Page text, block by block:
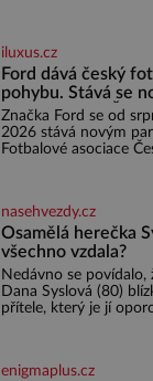
se o nenáročného
ptáčka, který většinu
posedává. Hodně
na zemi, kde sbírá
semínek Jeho
prakticky celá
výjimkou pobřežní
iluxus.cz
Ford dává český
pohybu. Stává se
partnerem FAČR
Značka Ford se od
2026 stává novým
Fotbalové asociace
týmů i českého fotbalu
regionech. Partner
nasehvezdy.cz
Osamělá herečka
všechno vzdala?
Nedávno se povídalo,
Dana Syslová (80)
přítele, který je jí
odchodu. Dohnala ji snad
enigmaplus.cz